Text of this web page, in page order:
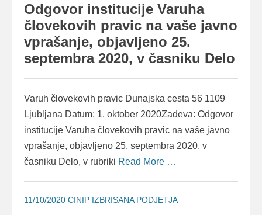
Odgovor institucije Varuha
človekovih pravic na vaše javno
vprašanje, objavljeno 25.
septembra 2020, v časniku Delo
Varuh človekovih pravic Dunajska cesta 56 1109
Ljubljana Datum: 1. oktober 2020Zadeva: Odgovor
institucije Varuha človekovih pravic na vaše javno
vprašanje, objavljeno 25. septembra 2020, v
časniku Delo, v rubriki Read More …
11/10/2020 CINIP IZBRISANA PODJETJA